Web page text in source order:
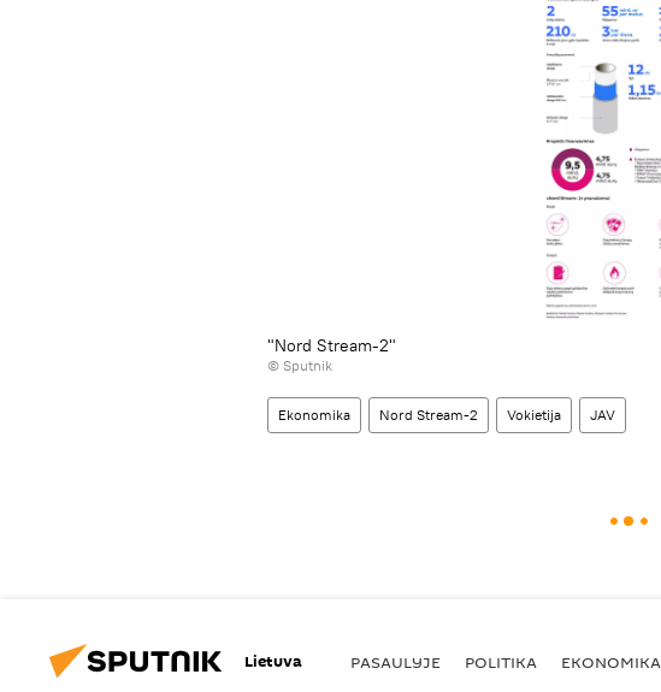
"Nord Stream-2"
© Sputnik
Ekonomika Nord Stream-2 Vokietija JAV
Lietuva PASAULYJE POLITIKA EKONOMIKA